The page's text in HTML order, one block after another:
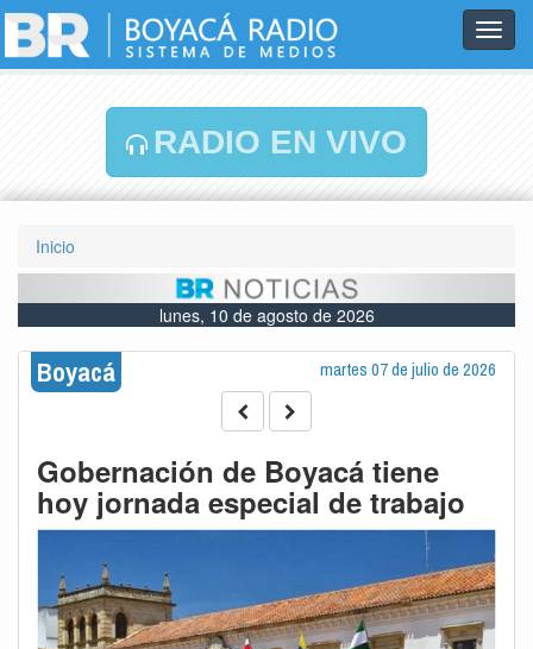
RADIO EN VIVO
Inicio
lunes, 10 de agosto de 2026
Boyacá martes 07 de julio de 2026
Gobernación de Boyacá tiene
hoy jornada especial de trabajo